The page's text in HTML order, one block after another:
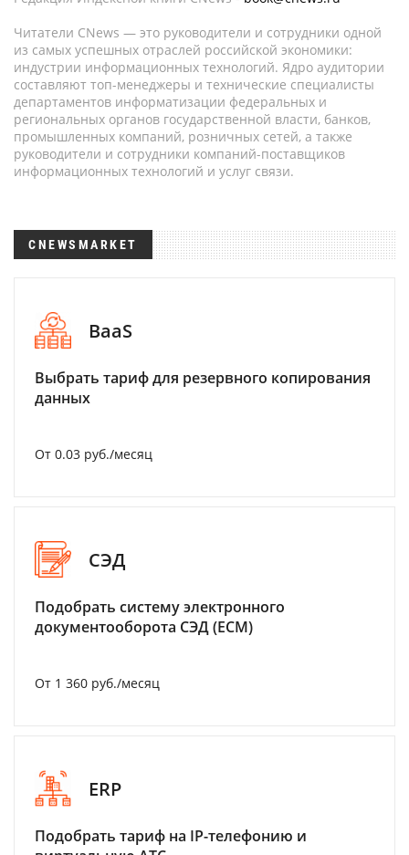
Читатели CNews — это руководители и сотрудники одной
из самых успешных отраслей российской экономики:
индустрии информационных технологий. Ядро аудитории
составляют топ-менеджеры и технические специалисты
департаментов информатизации федеральных и
региональных органов государственной власти, банков,
промышленных компаний, розничных сетей, а также
руководители и сотрудники компаний-поставщиков
информационных технологий и услуг связи.
CNEWSMARKET
BaaS
Выбрать тариф для резервного копирования
данных
От 0.03 руб./месяц
СЭД
Подобрать систему электронного
документооборота СЭД (ECM)
От 1 360 руб./месяц
ERP
Подобрать тариф на IP-телефонию и